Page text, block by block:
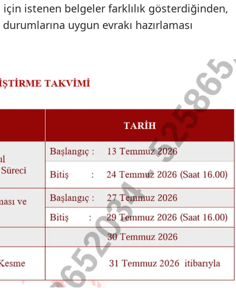
Siirt
Tekirdağ
Tokat
Tunceli
Şanlıurfa
Uşak
Van
Zonguldak
için istenen belgeler farklılık gösterdiğinden,
uygun evrakı hazırlaması